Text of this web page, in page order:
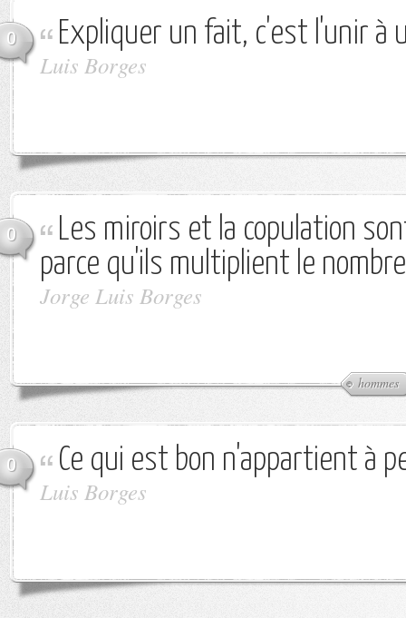
0 Expliquer un fait, c'est l'unir à
Luis Borges
0
Les miroirs et la copulation
parce qu'ils multiplient le
Jorge Luis Borges
hommes
0 Ce qui est bon n'appartient à
Luis Borges